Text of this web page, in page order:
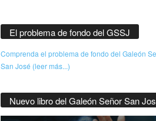
El problema de fondo del GSSJ
Comprenda el problema de fondo del Galeón
San José (leer más...)
Nuevo libro del Galeón Señor San